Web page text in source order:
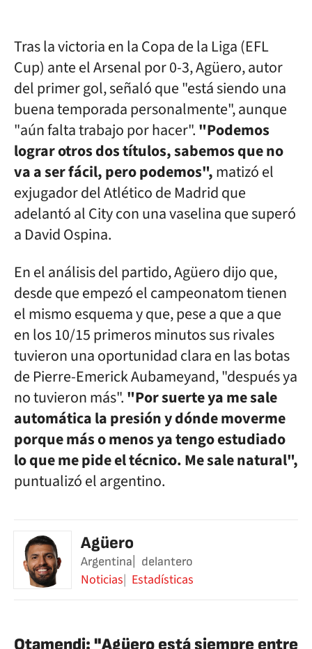
Tras la victoria en la Copa de la Liga (EFL
Cup) ante el Arsenal por 0-3, Agüero, autor
del primer gol, señaló que "está siendo una
buena temporada personalmente", aunque
"aún falta trabajo por hacer"."Podemos
lograr otros dos títulos, sabemos que no
va a ser fácil, pero podemos",matizó el
exjugador del Atlético de Madrid que
adelantó al City con una vaselina que superó
a David Ospina.
En el análisis del partido, Agüero dijo que,
desde que empezó el campeonatom tienen
el mismo esquema y que, pese a que a que
en los 10/15 primeros minutos sus rivales
tuvieron una oportunidad clara en las botas
de Pierre-Emerick Aubameyand, "después ya
no tuvieron más"."Por suerte ya me sale
automática la presión y dónde moverme
porque más o menos ya tengo estudiado
lo que me pide el técnico. Me sale natural",
puntualizó el argentino.
Agüero
Argentina delantero
Noticias Estadísticas
Otamendi: "Agüero está siempre entre